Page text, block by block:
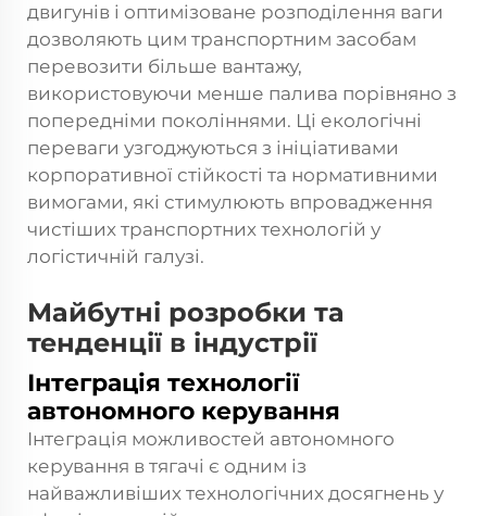
двигунів і оптимізоване розподілення ваги
дозволяють цим транспортним засобам
перевозити більше вантажу,
використовуючи менше палива порівняно з
попередніми поколіннями. Ці екологічні
переваги узгоджуються з ініціативами
корпоративної стійкості та нормативними
вимогами, які стимулюють впровадження
чистіших транспортних технологій у
логістичній галузі.
Майбутні розробки та
тенденції в індустрії
Інтеграція технології
автономного керування
Інтеграція можливостей автономного
керування в тягачі є одним із
найважливіших технологічних досягнень у